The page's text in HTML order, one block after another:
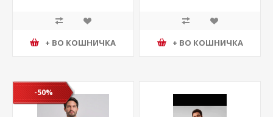
+ ВО КОШНИЧКА + ВО КОШНИЧКА
-50%